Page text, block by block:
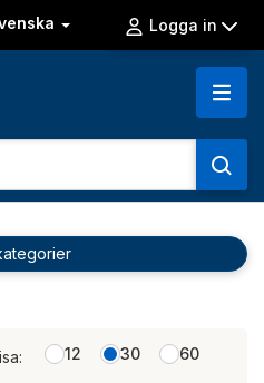
Logga in
12 30 60